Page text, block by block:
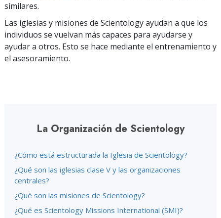
similares.
Las iglesias y misiones de Scientology ayudan a que los
individuos se vuelvan más capaces para ayudarse y
ayudar a otros. Esto se hace mediante el entrenamiento y
el asesoramiento.
La Organización de Scientology
¿Cómo está estructurada la Iglesia de Scientology?
¿Qué son las iglesias clase V y las organizaciones
centrales?
¿Qué son las misiones de Scientology?
¿Qué es Scientology Missions International (SMI)?